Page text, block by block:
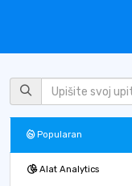
Popularan
Alat Analytics